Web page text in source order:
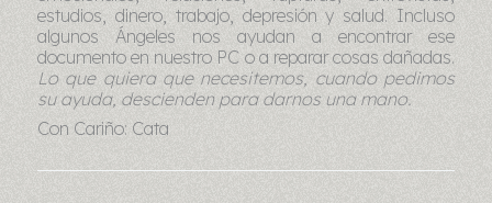
estudios, dinero, trabajo, depresión y salud. Incluso
algunos Ángeles nos ayudan a encontrar ese
documento en nuestro PC o a reparar cosas dañadas.
Lo que quiera que necesitemos, cuando pedimos
su ayuda, descienden para darnos una mano.
Con Cariño: Cata